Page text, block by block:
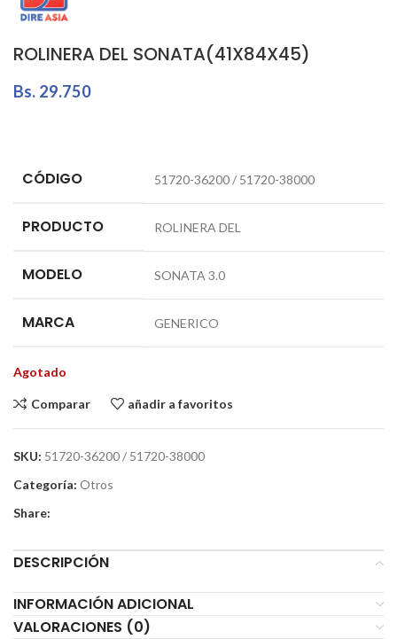
ROLINERA DEL SONATA(41X84X45)
Bs. 29.750
CÓDIGO 51720-36200 / 51720-38000
PRODUCTO ROLINERA DEL
MODELO SONATA 3.0
MARCA GENERICO
Agotado
Comparar añadir a favoritos
SKU: 51720-36200 / 51720-38000
Categoría: Otros
Share:
DESCRIPCIÓN
INFORMACIÓN ADICIONAL
VALORACIONES (0)